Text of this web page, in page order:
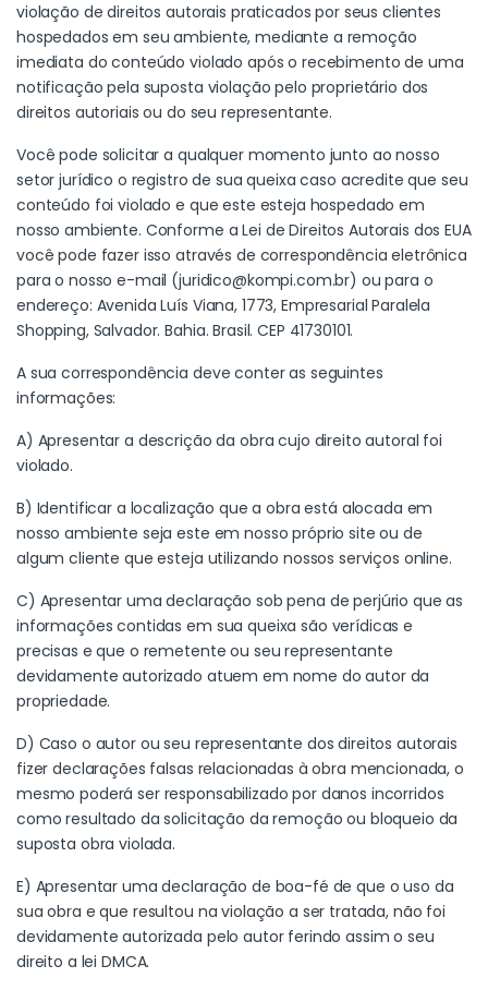
violação de direitos autorais praticados por seus clientes
hospedados em seu ambiente, mediante a remoção
imediata do conteúdo violado após o recebimento de uma
notificação pela suposta violação pelo proprietário dos
direitos autoriais ou do seu representante.
Você pode solicitar a qualquer momento junto ao nosso
setor jurídico o registro de sua queixa caso acredite que seu
conteúdo foi violado e que este esteja hospedado em
nosso ambiente. Conforme a Lei de Direitos Autorais dos EUA
você pode fazer isso através de correspondência eletrônica
para o nosso e-mail (juridico@kompi.com.br) ou para o
endereço: Avenida Luís Viana, 1773, Empresarial Paralela
Shopping, Salvador. Bahia. Brasil. CEP 41730101.
A sua correspondência deve conter as seguintes
informações:
A) Apresentar a descrição da obra cujo direito autoral foi
violado.
B) Identificar a localização que a obra está alocada em
nosso ambiente seja este em nosso próprio site ou de
algum cliente que esteja utilizando nossos serviços online.
C) Apresentar uma declaração sob pena de perjúrio que as
informações contidas em sua queixa são verídicas e
precisas e que o remetente ou seu representante
devidamente autorizado atuem em nome do autor da
propriedade.
D) Caso o autor ou seu representante dos direitos autorais
fizer declarações falsas relacionadas à obra mencionada, o
mesmo poderá ser responsabilizado por danos incorridos
como resultado da solicitação da remoção ou bloqueio da
suposta obra violada.
E) Apresentar uma declaração de boa-fé de que o uso da
sua obra e que resultou na violação a ser tratada, não foi
devidamente autorizada pelo autor ferindo assim o seu
direito a lei DMCA.